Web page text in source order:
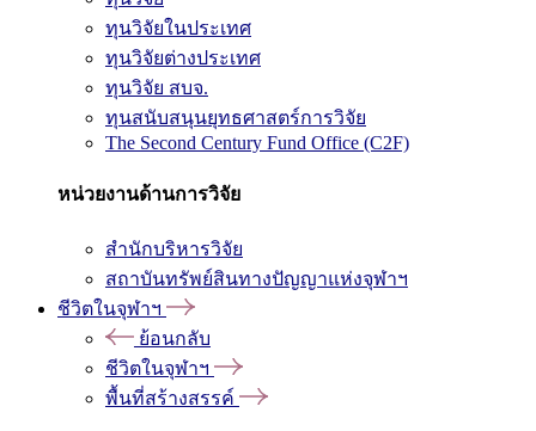
ทุนวิจัยในประเทศ
ทุนวิจัยต่างประเทศ
ทุนวิจัย สบจ.
ทุนสนับสนุนยุทธศาสตร์การวิจัย
The Second Century Fund Office (C2F)
หน่วยงานด้านการวิจัย
สำนักบริหารวิจัย
สถาบันทรัพย์สินทางปัญญาแห่งจุฬาฯ
ชีวิตในจุฬาฯ
ย้อนกลับ
ชีวิตในจุฬาฯ
พื้นที่สร้างสรรค์